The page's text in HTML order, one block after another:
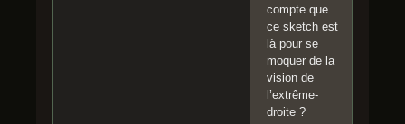
compte que
ce sketch est
là pour se
moquer de la
vision de
l’extrême-
droite ?